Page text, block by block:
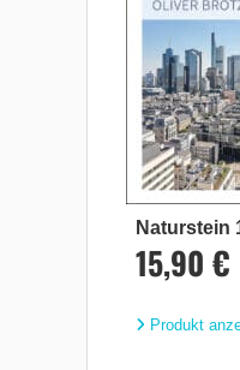
Naturstein
15,90 €
Produkt